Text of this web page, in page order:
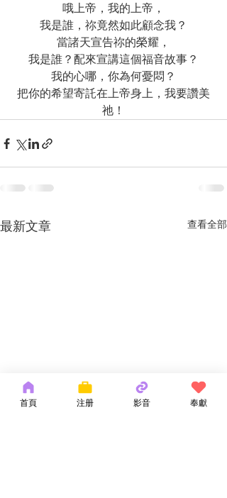
哦上帝，我的上帝，
我是誰，祢竟然如此顧念我？
當諸天宣告祢的榮耀，
我是誰？配來宣講這個福音故事？
我的心哪，你為何憂悶？
把你的希望寄託在上帝身上，我要讚美
祂！
最新文章 查看全部
首頁 注册 影音 奉獻